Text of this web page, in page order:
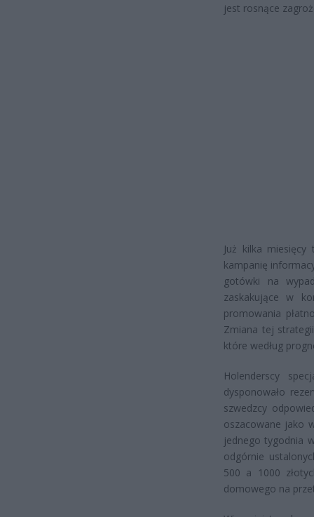
jest rosnące
Już kilka
kampanię
gotówki na
zaskakujące w
promowania
Zmiana tej
które według
Holenderscy
dysponowało
szwedzcy
oszacowane jako
jednego tygodnia
odgórnie
500 a 1000
domowego na